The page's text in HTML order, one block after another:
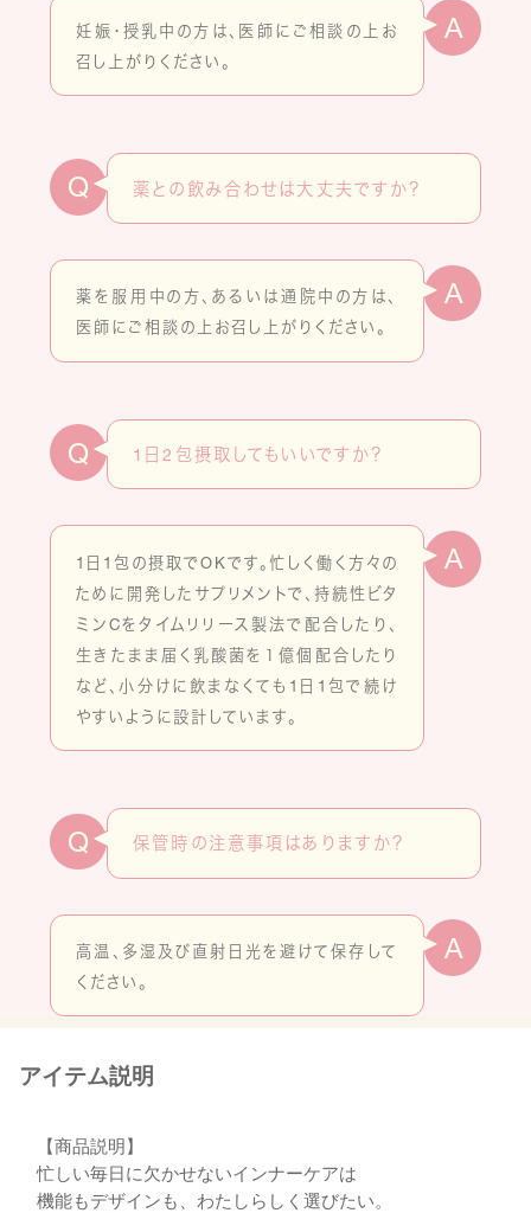
A
妊娠・授乳中の方は、医師にご相談の上お
召し上がりください。
Q 薬との飲み合わせは大丈夫ですか？
A
薬を服用中の方、あるいは通院中の方は、
医師にご相談の上お召し上がりください。
Q 1日2包摂取してもいいですか？
A
1日1包の摂取でOKです。忙しく働く方々の
ために開発したサプリメントで、持続性ビタ
ミンCをタイムリリース製法で配合したり、
生きたまま届く乳酸菌を１億個配合したり
など、小分けに飲まなくても1日1包で続け
やすいように設計しています。
Q 保管時の注意事項はありますか？
A
高温、多湿及び直射日光を避けて保存して
ください。
アイテム説明
【商品説明】
忙しい毎日に欠かせないインナーケアは
機能もデザインも、わたしらしく選びたい。